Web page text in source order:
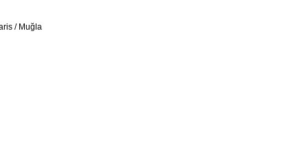
/ Muğla